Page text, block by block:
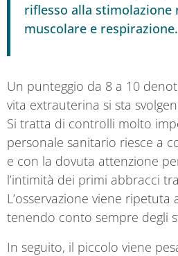
riflesso alla stimolazione
muscolare e respirazione.
Un punteggio da 8 a 10
vita extrauterina si sta
Si tratta di controlli molto
personale sanitario riesce a
e con la dovuta attenzione
l’intimità dei primi abbracci
L’osservazione viene ripetuta
tenendo conto sempre degli
In seguito, il piccolo viene